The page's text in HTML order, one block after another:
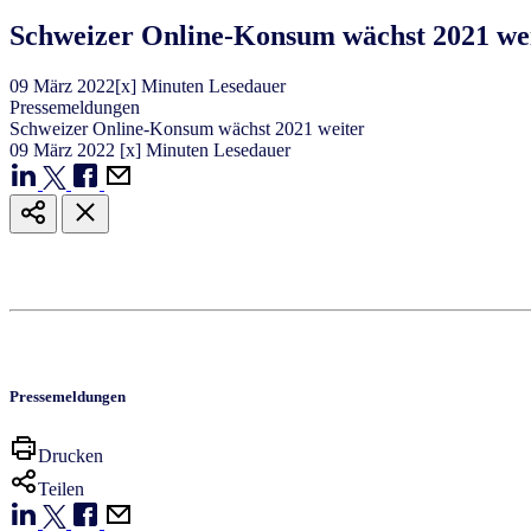
Schweizer Online-Konsum wächst 2021
09 März 2022[x] Minuten Lesedauer
Pressemeldungen
Schweizer Online-Konsum wächst 2021 weiter
09 März 2022 [x] Minuten Lesedauer
Pressemeldungen
Drucken
Teilen